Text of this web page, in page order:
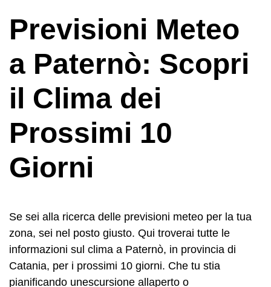
Previsioni Meteo
a Paternò: Scopri
il Clima dei
Prossimi 10
Giorni
Se sei alla ricerca delle previsioni meteo per la tua
zona, sei nel posto giusto. Qui troverai tutte le
informazioni sul clima a Paternò, in provincia di
Catania, per i prossimi 10 giorni. Che tu stia
pianificando unescursione allaperto o